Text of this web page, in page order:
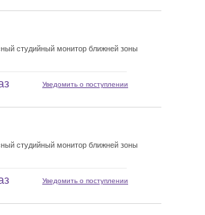
студийный монитор ближней зоны
Уведомить о поступлении
студийный монитор ближней зоны
Уведомить о поступлении